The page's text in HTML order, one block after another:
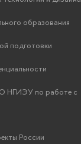
образования
подготовки
НГИЭУ по работе с
России